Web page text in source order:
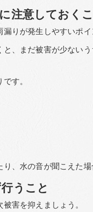
注意しておく
りが発生しやすいポ
、まだ被害が少ない
す。
、水の音が聞こえた
うこと
害を抑えましょう。